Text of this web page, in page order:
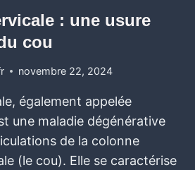
: une usure
cou
novembre 22, 2024
également appelée
une maladie dégénérative
de la colonne
(le cou). Elle se caractérise